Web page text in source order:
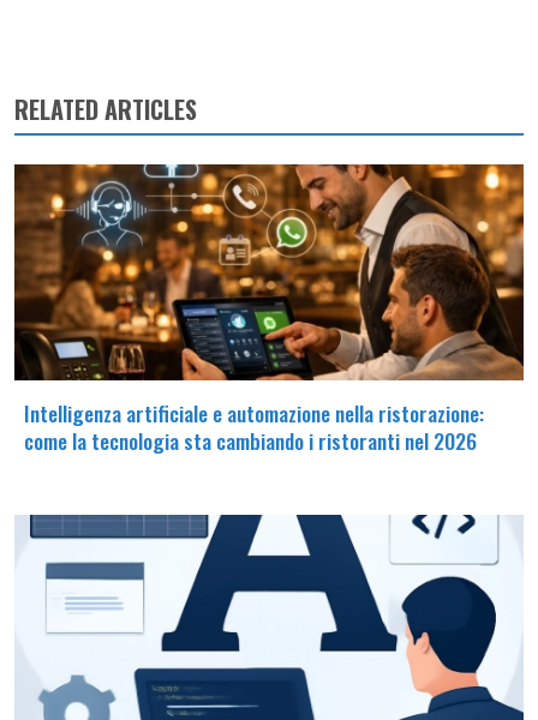
RELATED ARTICLES
Intelligenza artificiale e automazione nella ristorazione:
come la tecnologia sta cambiando i ristoranti nel 2026